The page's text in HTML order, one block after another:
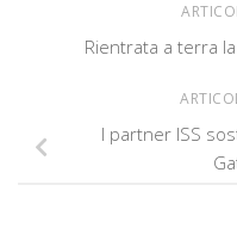
Rientrata a terra
I partner ISS